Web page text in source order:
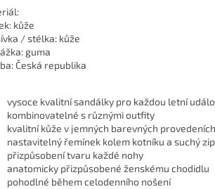
kůže
/ stélka: kůže
guma
Česká republika
vysoce kvalitní sandálky pro každou letní
kombinovatelné s různými outfity
kvalitní kůže v jemných barevných provedeních
nastavitelný řemínek kolem kotníku a suchý
přizpůsobení tvaru každé nohy
anatomicky přizpůsobené ženskému chodidlu
pohodlné během celodenního nošení